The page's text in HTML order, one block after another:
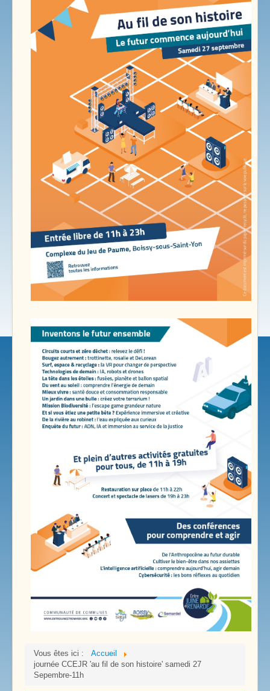
Vous êtes ici :
Accueil
journée CCEJR 'au fil de son histoire' samedi 27
Sepembre-11h